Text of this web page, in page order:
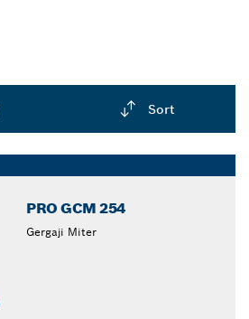
Sort
closed
PRO GCM 254
Gergaji Miter